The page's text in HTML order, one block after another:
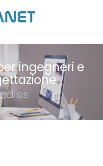
ingegneri e